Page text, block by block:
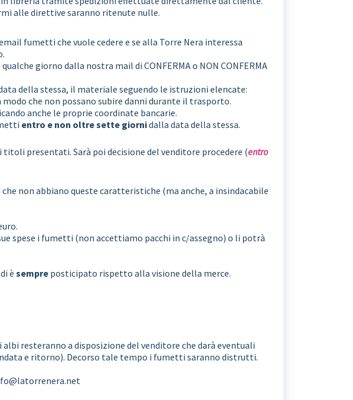
alle direttive saranno ritenute nulle.
fumetti che vuole cedere e se alla Torre Nera interessa
giorno dalla nostra mail di CONFERMA o NON CONFERMA
della stessa, il materiale seguendo le istruzioni elencate:
che non possano subire danni durante il trasporto.
anche le proprie coordinate bancarie.
entro e non oltre sette giornidalla data della stessa.
presentati. Sarà poi decisione del venditore procedere (entro
non abbiano queste caratteristiche (ma anche, a insindacabile
spese i fumetti (non accettiamo pacchi in c/assegno) o li potrà
è sempre posticipato rispetto alla visione della merce.
resteranno a disposizione del venditore che darà eventuali
e ritorno). Decorso tale tempo i fumetti saranno distrutti.